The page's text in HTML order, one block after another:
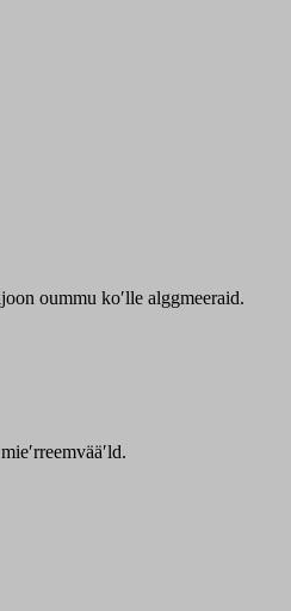
oummu koʹlle alggmeeraid.